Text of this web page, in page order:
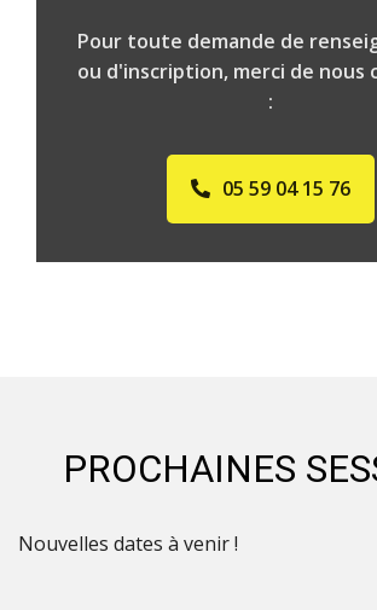
Pour toute demande de
ou d'inscription, merci de nous
:
05 59 04 15 76
PROCHAINES
Nouvelles dates à venir !